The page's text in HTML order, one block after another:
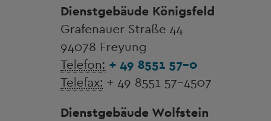
Dienstgebäude Königsfeld
Grafenauer Straße 44
94078 Freyung
Telefon: + 49 8551 57-0
Telefax: + 49 8551 57-4507
Dienstgebäude Wolfstein